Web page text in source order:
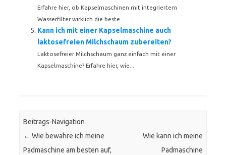
Erfahre hier, ob Kapselmaschinen mit integriertem
Wasserfilter wirklich die beste...
Kann ich mit einer Kapselmaschine auch
laktosefreien Milchschaum zubereiten?
Laktosefreier Milchschaum ganz einfach mit einer
Kapselmaschine? Erfahre hier, wie...
Beitrags-Navigation
← Wie bewahre ich meine
Padmaschine am besten auf,
Wie kann ich meine
Padmaschine